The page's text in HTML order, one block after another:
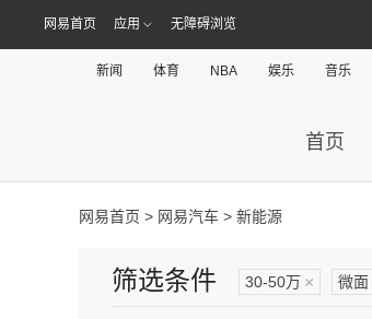
网易首页 应用 无障碍浏览
新闻 体育 NBA 娱乐 音乐
首页
网易首页 > 网易汽车 > 新能源
筛选条件 30-50万 × 微面